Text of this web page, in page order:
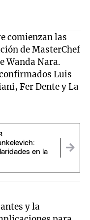
comienzan las
de MasterChef
Wanda Nara.
Luis
Fer Dente y La
en la
y la